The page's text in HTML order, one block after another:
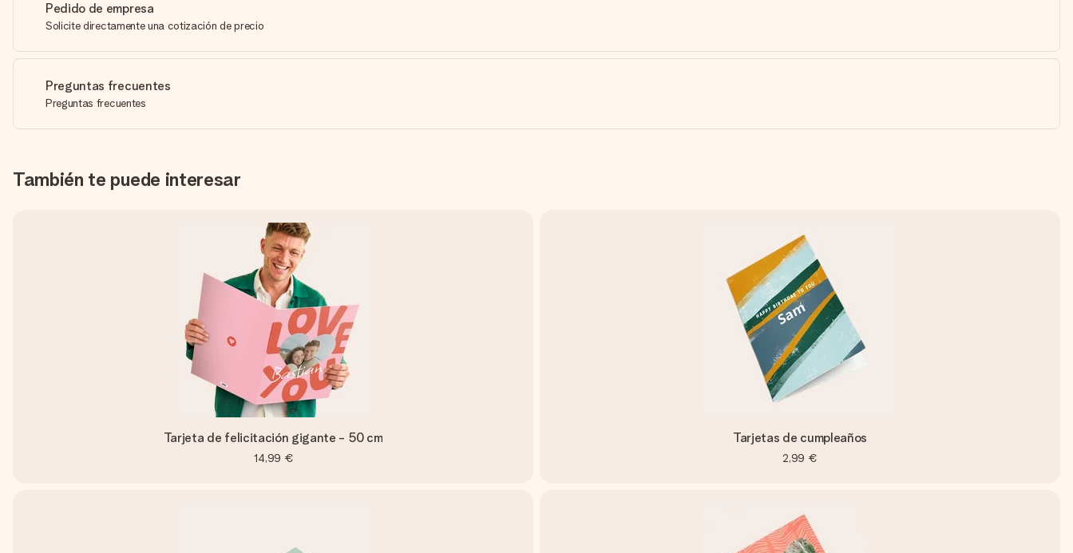
Pedido de empresa
Solicite directamente una cotización de precio
Preguntas frecuentes
Preguntas frecuentes
También te puede interesar
Tarjeta de felicitación gigante - 50 cm
14,99 €
Tarjetas de cumpleaños
2,99 €